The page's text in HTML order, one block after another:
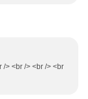
/> <br /> <br /> <br